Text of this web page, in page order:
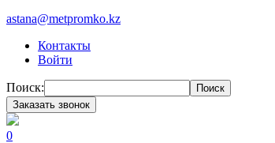
astana@metpromko.kz
Контакты
Войти
Поиск:
Поиск
Заказать звонок
0